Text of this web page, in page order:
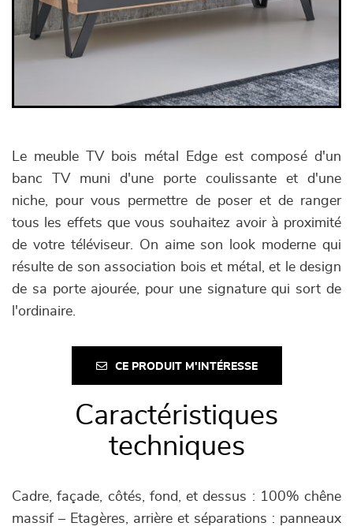
Le meuble TV bois métal Edge est composé d'un
banc TV muni d'une porte coulissante et d'une
niche, pour vous permettre de poser et de ranger
tous les effets que vous souhaitez avoir à proximité
de votre téléviseur. On aime son look moderne qui
résulte de son association bois et métal, et le design
de sa porte ajourée, pour une signature qui sort de
l'ordinaire.
CE PRODUIT M'INTÉRESSE
Caractéristiques
techniques
Cadre, façade, côtés, fond, et dessus : 100% chêne
massif – Etagères, arrière et séparations : panneaux